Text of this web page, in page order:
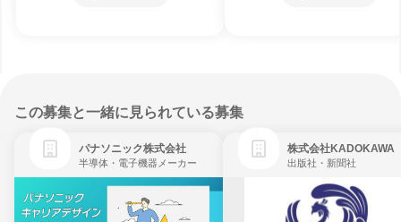
この募集と一緒に見られている募集
パナソニック株式会社
半導体・電子機器メーカー
株式会社KADOKAWA
出版社・新聞社